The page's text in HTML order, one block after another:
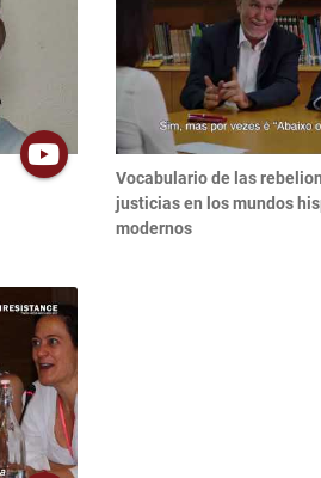
Vocabulario de las
justicias en los mundos
modernos